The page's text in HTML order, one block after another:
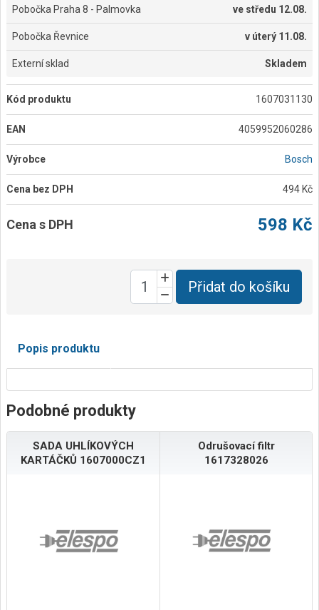
Pobočka Praha 8 - Palmovka ve středu 12.08.
Pobočka Řevnice v úterý 11.08.
Externí sklad Skladem
Kód produktu 1607031130
EAN 4059952060286
Výrobce Bosch
Cena bez DPH 494 Kč
Cena s DPH 598 Kč
Přidat do košíku
Popis produktu
Podobné produkty
SADA UHLÍKOVÝCH
KARTÁČKŮ 1607000CZ1
Odrušovací filtr
1617328026